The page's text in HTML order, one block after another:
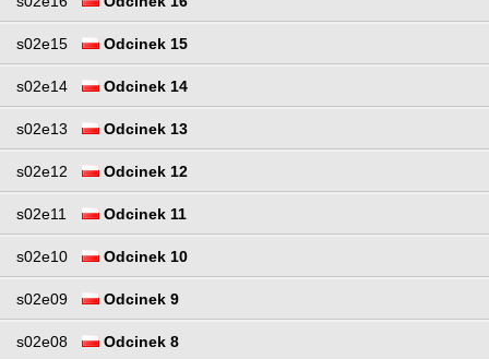
s02e15 Odcinek 15
s02e14 Odcinek 14
s02e13 Odcinek 13
s02e12 Odcinek 12
s02e11 Odcinek 11
s02e10 Odcinek 10
s02e09 Odcinek 9
s02e08 Odcinek 8